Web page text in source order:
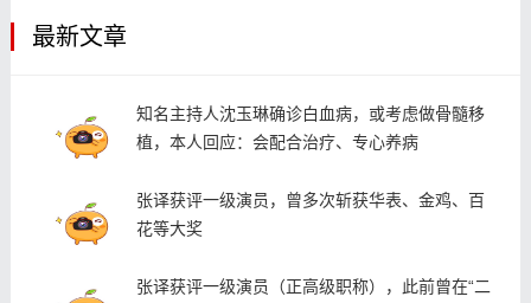
最新文章
知名主持人沈玉琳确诊白血病，或考虑做骨髓移
植，本人回应：会配合治疗、专心养病
张译获评一级演员，曾多次斩获华表、金鸡、百
花等大奖
张译获评一级演员（正高级职称），此前曾在“二